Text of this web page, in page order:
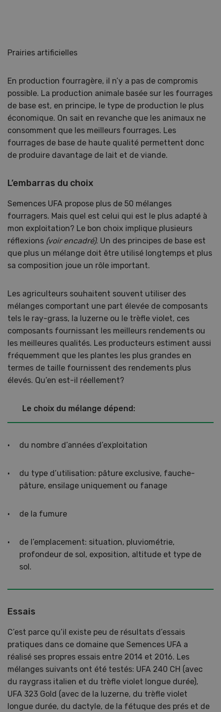
Prairies artificielles
En production fourragère, il n’y a pas de compromis
possible. La production animale basée sur les fourrages
de base est, en principe, le type de production le plus
économique. On sait en revanche que les animaux ne
consomment que les meilleurs fourrages. Les
fourrages de base de haute qualité permettent donc
de produire davantage de lait et de viande.
L’embarras du choix
Semences UFA propose plus de 50 mélanges
fourragers. Mais quel est celui qui est le plus adapté à
mon exploitation? Le bon choix implique plusieurs
réflexions (voir encadré). Un des principes de base est
que plus un mélange doit être utilisé longtemps et plus
sa composition joue un rôle important.
Les agriculteurs souhaitent souvent utiliser des
mélanges comportant une part élevée de composants
tels le ray-grass, la luzerne ou le trèfle violet, ces
composants fournissant les meilleurs rendements ou
les meilleures qualités. Les producteurs estiment aussi
fréquemment que les plantes les plus grandes en
termes de taille fournissent des rendements plus
élevés. Qu’en est-il réellement?
Le choix du mélange dépend:
du nombre d’années d’exploitation
du type d’utilisation: pâture exclusive, fauche-
pâture, ensilage uniquement ou fanage
de la fumure
de l’emplacement: situation, pluviométrie,
profondeur de sol, exposition, altitude et type de
sol.
Essais
C’est parce qu’il existe peu de résultats d’essais
pratiques dans ce domaine que Semences UFA a
réalisé ses propres essais entre 2014 et 2016. Les
mélanges suivants ont été testés: UFA 240 CH (avec
du raygrass italien et du trèfle violet longue durée),
UFA 323 Gold (avec de la luzerne, du trèfle violet
longue durée, du dactyle, de la fétuque des prés et de